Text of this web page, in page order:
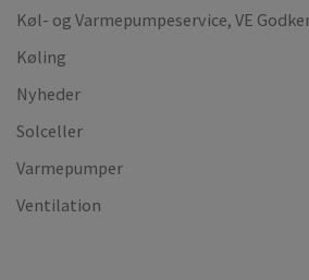
Køl- og Varmepumpeservice, VE
Køling
Nyheder
Solceller
Varmepumper
Ventilation